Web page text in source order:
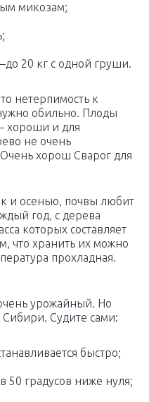
микозам;
20 кг с одной груши.
нетерпимость к
обильно. Плоды
хороши и для
не очень
хорош Сварог для
и осенью, почвы любит
год, с дерева
которых составляет
что хранить их можно
прохладная.
урожайный. Но
Сибири. Судите сами:
быстро;
50 градусов ниже нуля;